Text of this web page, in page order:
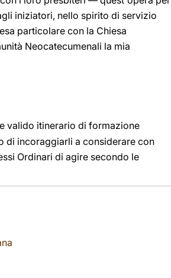
iniziatori, nello spirito di servizio
particolare con la Chiesa
Neocatecumenali la mia
valido itinerario di formazione
di incoraggiarli a considerare con
Ordinari di agire secondo le